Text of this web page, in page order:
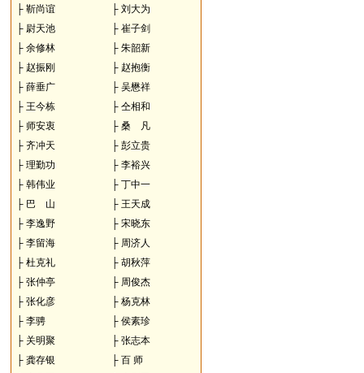
├ 靳尚谊 ├ 刘大为
├ 尉天池 ├ 崔子剑
├ 余修林 ├ 朱韶新
├ 赵振刚 ├ 赵抱衡
├ 薛垂广 ├ 吴懋祥
├ 王今栋 ├ 仝相和
├ 师安衷 ├ 桑 凡
├ 齐冲天 ├ 彭立贵
├ 理勤功 ├ 李裕兴
├ 韩伟业 ├ 丁中一
├ 巴 山 ├ 王天成
├ 李逸野 ├ 宋晓东
├ 李留海 ├ 周济人
├ 杜克礼 ├ 胡秋萍
├ 张仲亭 ├ 周俊杰
├ 张化彦 ├ 杨克林
├ 李骋 ├ 侯素珍
├ 关明聚 ├ 张志本
├ 龚存银 ├ 百 师